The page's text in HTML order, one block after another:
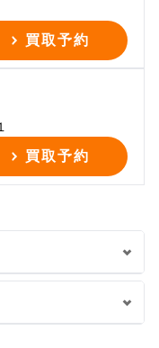
買取予約
買取予約